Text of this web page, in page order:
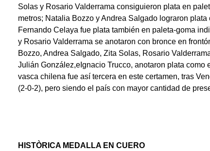
Solas y Rosario Valderrama consiguieron plata en
metros; Natalia Bozzo y Andrea Salgado lograron plata
Fernando Celaya fue plata también en paleta-goma
y Rosario Valderrama se anotaron con bronce en
Bozzo, Andrea Salgado, Zita Solas, Rosario
Julián González,eIgnacio Trucco, anotaron plata como
vasca chilena fue así tercera en este certamen, tras
(2-0-2), pero siendo el país con mayor cantidad de
HISTÒRICA MEDALLA EN CUERO